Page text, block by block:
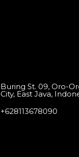
Buring St. 09, Oro-
City, East Java,
+628113678090